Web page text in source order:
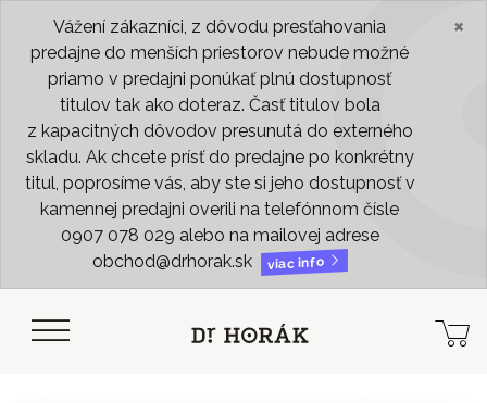
Vážení zákazníci, z dôvodu presťahovania
predajne do menších priestorov nebude možné
priamo v predajni ponúkať plnú dostupnosť
titulov tak ako doteraz. Časť titulov bola
z kapacitných dôvodov presunutá do externého
skladu. Ak chcete prísť do predajne po konkrétny
titul, poprosíme vás, aby ste si jeho dostupnosť v
kamennej predajni overili na telefónnom čísle
0907 078 029 alebo na mailovej adrese
obchod@drhorak.sk
viac info
×